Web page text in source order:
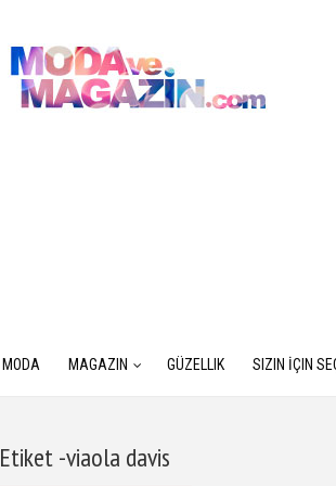
MODA MAGAZIN GÜZELLIK SIZIN İÇIN
Etiket -viaola davis